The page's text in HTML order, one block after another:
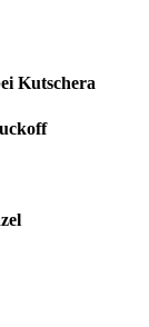
Kutschera